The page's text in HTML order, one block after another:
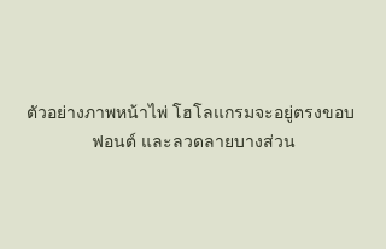
ตัวอย่างภาพหน้าไพ่ โฮโลแกรมจะอยู่ตรงขอบ
ฟอนต์ และลวดลายบางส่วน